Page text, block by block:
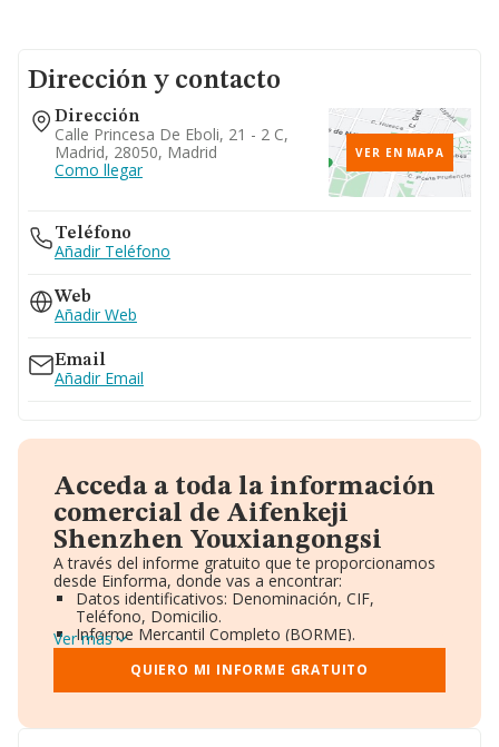
Dirección y contacto
Dirección
Calle Princesa De Eboli, 21 - 2 C,
Madrid, 28050, Madrid
Como llegar
VER EN MAPA
Teléfono
Añadir Teléfono
Web
Añadir Web
Email
Añadir Email
Acceda a toda la información
comercial de Aifenkeji
Shenzhen Youxiangongsi
A través del informe gratuito que te proporcionamos
desde Einforma, donde vas a encontrar:
Datos identificativos: Denominación, CIF,
Teléfono, Domicilio.
Informe Mercantil Completo (BORME).
Gráficos de Evolución Ventas y Empleados.
Consejo de Administración y Administradores.
Directivos y Ejecutivos.
Ver más
QUIERO MI INFORME GRATUITO